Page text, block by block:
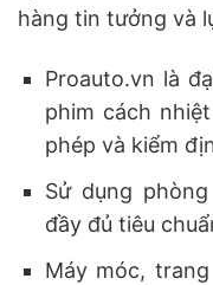
hàng tin tưởng và
Proauto.vn là
phim cách
phép và kiểm
Sử dụng
đầy đủ tiêu
Máy móc,